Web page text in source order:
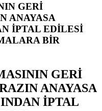
GERİ
ANAYASA
İPTAL EDİLESİ
BİR
GERİ
ANAYASA
İPTAL